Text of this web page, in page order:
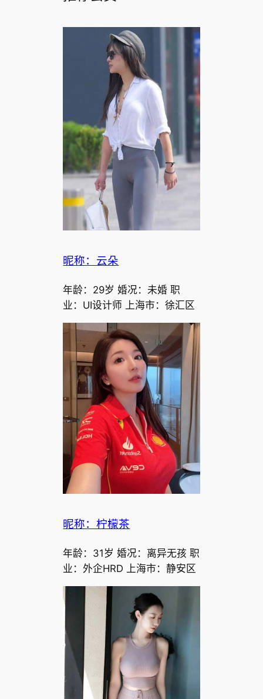
昵称：云朵
年龄：29岁 婚况：未婚 职
业：UI设计师 上海市：徐汇区
昵称：柠檬茶
年龄：31岁 婚况：离异无孩 职
业：外企HRD 上海市：静安区